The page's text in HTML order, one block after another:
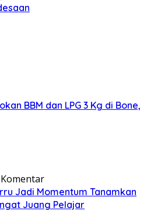
BBM dan LPG 3 Kg di Bone,
Jadi Momentum Tanamkan
Juang Pelajar